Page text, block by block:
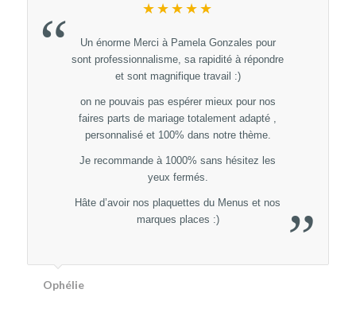
★★★★★
“
Un énorme Merci à Pamela Gonzales pour
sont professionnalisme, sa rapidité à répondre
et sont magnifique travail :)
on ne pouvais pas espérer mieux pour nos
faires parts de mariage totalement adapté ,
personnalisé et 100% dans notre thème.
Je recommande à 1000% sans hésitez les
yeux fermés.
Hâte d’avoir nos plaquettes du Menus et nos
marques places :)
”
Ophélie